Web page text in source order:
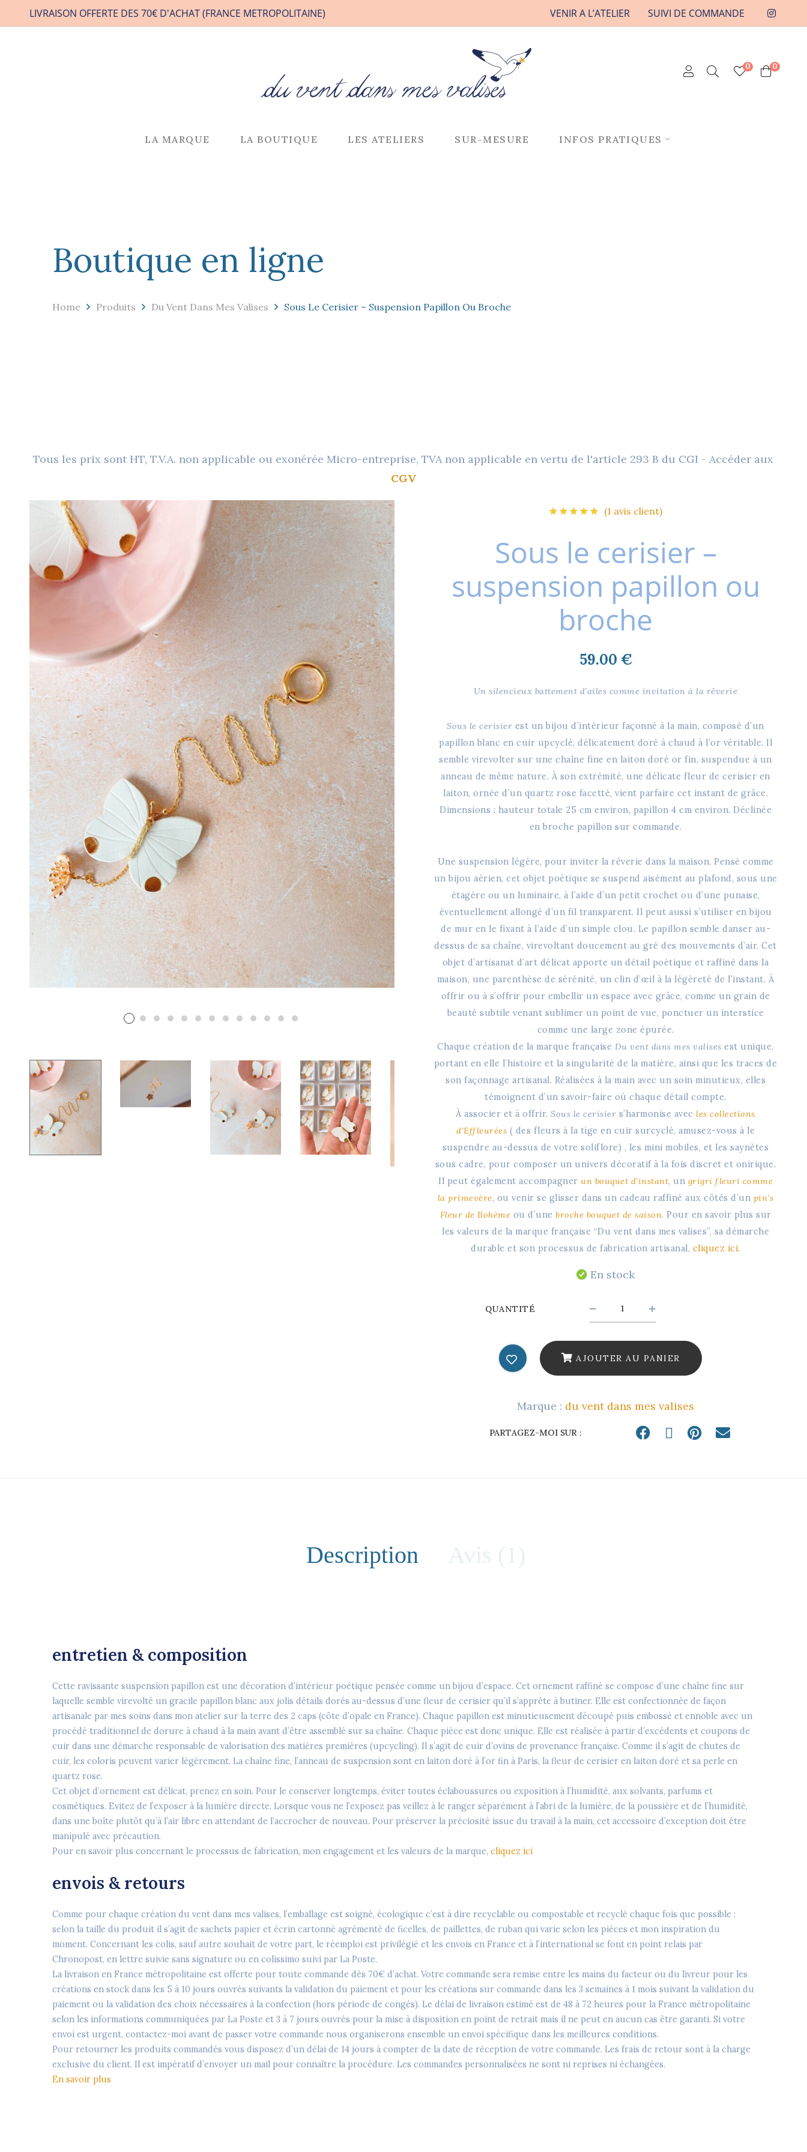
LIVRAISON OFFERTE DES 70€ D'ACHAT (FRANCE METROPOLITAINE) VENIR A L’ATELIER SUIVI DE COMMANDE
0 0
LA MARQUE LA BOUTIQUE LES ATELIERS SUR-MESURE INFOS PRATIQUES
Boutique en ligne
Home Produits Du Vent Dans Mes Valises Sous Le Cerisier – Suspension Papillon Ou Broche
Tous les prix sont HT, T.V.A. non applicable ou exonérée Micro-entreprise, TVA non applicable en vertu de l'article 293 B du CGI - Accéder aux
CGV
(1 avis client)
Sous le cerisier –
suspension papillon ou
broche
59.00 €
Un silencieux battement d’ailes comme invitation à la rêverie
Sous le cerisier est un bijou d’intérieur façonné à la main, composé d’un
papillon blanc en cuir upcyclé, délicatement doré à chaud à l’or véritable. Il
semble virevolter sur une chaîne fine en laiton doré or fin, suspendue à un
anneau de même nature. À son extrémité, une délicate fleur de cerisier en
laiton, ornée d’un quartz rose facetté, vient parfaire cet instant de grâce.
Dimensions : hauteur totale 25 cm environ, papillon 4 cm environ. Déclinée
en broche papillon sur commande.
Une suspension légère, pour inviter la rêverie dans la maison.Pensé comme
un bijou aérien, cet objet poétique se suspend aisément au plafond, sous une
étagère ou un luminaire, à l’aide d’un petit crochet ou d’une punaise,
éventuellement allongé d’un fil transparent. Il peut aussi s’utiliser en bijou
de mur en le fixant à l’aide d’un simple clou. Le papillon semble danser au-
dessus de sa chaîne, virevoltant doucement au gré des mouvements d’air. Cet
objet d’artisanat d’art délicat apporte un détail poétique et raffiné dans la
maison, une parenthèse de sérénité, un clin d’œil à la légèreté de l’instant. À
offrir ou à s’offrir pour embellir un espace avec grâce, comme un grain de
beauté subtile venant sublimer un point de vue, ponctuer un interstice
comme une large zone épurée.
Chaque création de la marque française Du vent dans mes valises est unique,
portant en elle l’histoire et la singularité de la matière, ainsi que les traces de
son façonnage artisanal. Réalisées à la main avec un soin minutieux, elles
témoignent d’un savoir-faire où chaque détail compte.
À associer et à offrir.Sous le cerisier s’harmonise avec les collections
d’Effleurées ( des fleurs à la tige en cuir surcyclé, amusez-vous à le
suspendre au-dessus de votre soliflore) , les mini mobiles, et les saynètes
sous cadre, pour composer un univers décoratif à la fois discret et onirique.
Il peut également accompagnerun bouquet d’instant, un grigri fleuri comme
la primevère, ou venir se glisser dans un cadeau raffiné aux côtés d’un pin’s
Fleur de Bohème ou d’une broche bouquet de saison. Pour en savoir plus sur
les valeurs de la marque française “Du vent dans mes valises”, sa démarche
durable et son processus de fabrication artisanal, cliquez ici.
En stock
QUANTITÉ
Sous
papillon
ou
broche
AJOUTER AU PANIER
Marque : du vent dans mes valises
PARTAGEZ-MOI SUR :
Description
entretien & composition
Cette ravissante suspension papillon est une décoration d’intérieur poétique pensée comme un bijou d’espace. Cet ornement raffiné se compose d’une chaîne fine sur
laquelle semble virevolté un gracile papillon blanc aux jolis détails dorés au-dessus d’une fleur de cerisier qu’il s’apprête à butiner. Elle est confectionnée de façon
artisanale par mes soins dans mon atelier sur la terre des 2 caps (côte d’opale en France). Chaque papillon est minutieusement découpé puis embossé et ennoble avec un
procédé traditionnel de dorure à chaud à la main avant d’être assemblé sur sa chaîne. Chaque pièce est donc unique. Elle est réalisée à partir d’excédents et coupons de
cuir dans une démarche responsable de valorisation des matières premières (upcycling). Il s’agit de cuir d’ovins de provenance française. Comme il s’agit de chutes de
cuir, les coloris peuvent varier légèrement. La chaîne fine, l’anneau de suspension sont en laiton doré à l’or fin à Paris, la fleur de cerisier en laiton doré et sa perle en
quartz rose.
Cet objet d’ornement est délicat, prenez en soin. Pour le conserver longtemps, éviter toutes éclaboussures ou exposition à l’humidité, aux solvants, parfums et
cosmétiques. Evitez de l’exposer à la lumière directe. Lorsque vous ne l’exposez pas veillez à le ranger séparément à l’abri de la lumière, de la poussière et de l’humidité,
dans une boîte plutôt qu’à l’air libre en attendant de l’accrocher de nouveau. Pour préserver la préciosité issue du travail à la main, cet accessoire d’exception doit être
manipulé avec précaution.
Pour en savoir plus concernant le processus de fabrication, mon engagement et les valeurs de la marque, cliquez ici
envois & retours
Comme pour chaque création du vent dans mes valises, l’emballage est soigné, écologique c’est à dire recyclable ou compostable et recyclé chaque fois que possible :
selon la taille du produit il s’agit de sachets papier et écrin cartonné agrémenté de ficelles, de paillettes, de ruban qui varie selon les pièces et mon inspiration du
moment. Concernant les colis, sauf autre souhait de votre part, le réemploi est privilégié et les envois en France et à l’international se font en point relais par
Chronopost, en lettre suivie sans signature ou en colissimo suivi par La Poste.
La livraison en France métropolitaine est offerte pour toute commande dès 70€ d’achat. Votre commande sera remise entre les mains du facteur ou du livreur pour les
créations en stock dans les 5 à 10 jours ouvrés suivants la validation du paiement et pour les créations sur commande dans les 3 semaines à 1 mois suivant la validation du
paiement ou la validation des choix nécessaires à la confection (hors période de congés). Le délai de livraison estimé est de 48 à 72 heures pour la France métropolitaine
selon les informations communiquées par La Poste et 3 à 7 jours ouvrés pour la mise à disposition en point de retrait mais il ne peut en aucun cas être garanti. Si votre
envoi est urgent, contactez-moi avant de passer votre commande nous organiserons ensemble un envoi spécifique dans les meilleures conditions.
Pour retourner les produits commandés vous disposez d’un délai de 14 jours à compter de la date de réception de votre commande. Les frais de retour sont à la charge
exclusive du client. Il est impératif d’envoyer un mail pour connaître la procédure. Les commandes personnalisées ne sont ni reprises ni échangées.
En savoir plus